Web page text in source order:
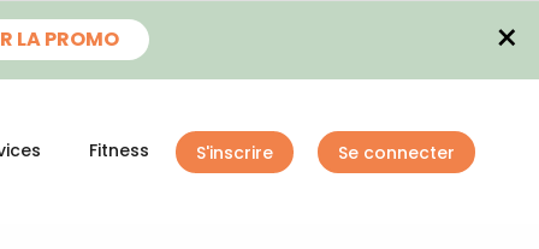
LA PROMO ×
Fitness S'inscrire Se connecter